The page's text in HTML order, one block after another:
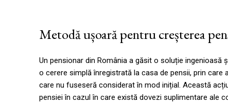
Metodă ușoară pentru creșterea
Un pensionar din România a găsit o soluție
o cerere simplă înregistrată la casa de pensii, prin
care nu fuseseră considerat în mod inițial. Această
pensiei în cazul în care există dovezi suplimentare ale